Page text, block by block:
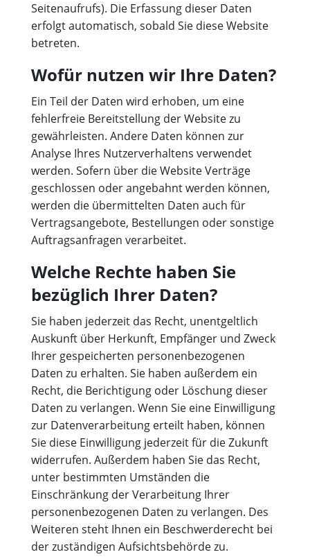
Seitenaufrufs). Die Erfassung dieser Daten
erfolgt automatisch, sobald Sie diese Website
betreten.
Wofür nutzen wir Ihre Daten?
Ein Teil der Daten wird erhoben, um eine
fehlerfreie Bereitstellung der Website zu
gewährleisten. Andere Daten können zur
Analyse Ihres Nutzerverhaltens verwendet
werden. Sofern über die Website Verträge
geschlossen oder angebahnt werden können,
werden die übermittelten Daten auch für
Vertragsangebote, Bestellungen oder sonstige
Auftragsanfragen verarbeitet.
Welche Rechte haben Sie
bezüglich Ihrer Daten?
Sie haben jederzeit das Recht, unentgeltlich
Auskunft über Herkunft, Empfänger und Zweck
Ihrer gespeicherten personenbezogenen
Daten zu erhalten. Sie haben außerdem ein
Recht, die Berichtigung oder Löschung dieser
Daten zu verlangen. Wenn Sie eine Einwilligung
zur Datenverarbeitung erteilt haben, können
Sie diese Einwilligung jederzeit für die Zukunft
widerrufen. Außerdem haben Sie das Recht,
unter bestimmten Umständen die
Einschränkung der Verarbeitung Ihrer
personenbezogenen Daten zu verlangen. Des
Weiteren steht Ihnen ein Beschwerderecht bei
der zuständigen Aufsichtsbehörde zu.